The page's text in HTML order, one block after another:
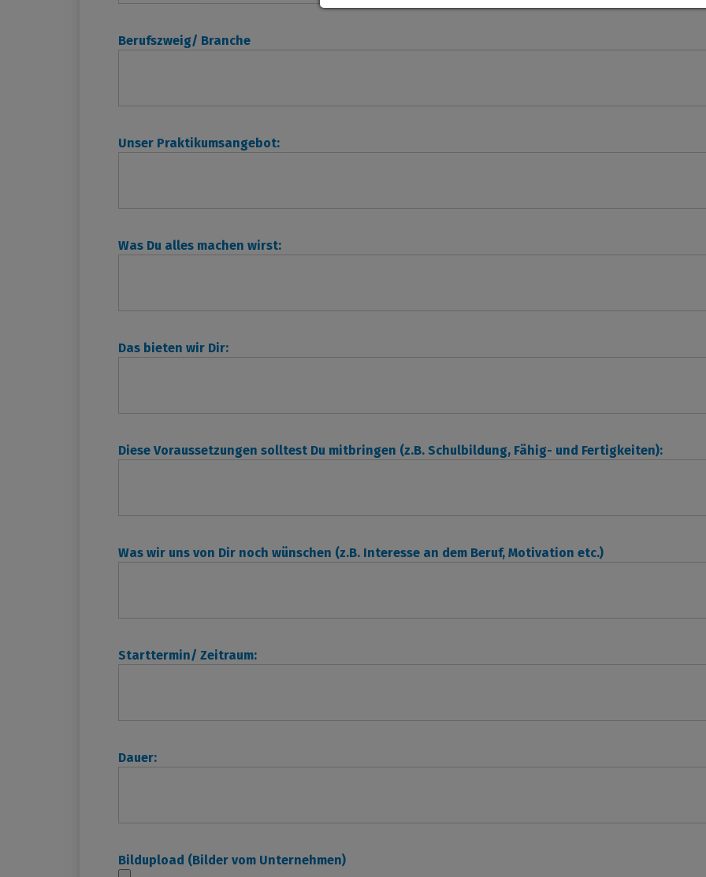
Berufszweig/ Branche
Unser Praktikumsangebot:
Was Du alles machen wirst:
Das bieten wir Dir:
Diese Voraussetzungen solltest Du mitbringen (z.B. Schulbildung, Fähig- und Fertigkeiten):
Was wir uns von Dir noch wünschen (z.B. Interesse an dem Beruf, Motivation etc.)
Starttermin/ Zeitraum:
Dauer:
Bildupload (Bilder vom Unternehmen)